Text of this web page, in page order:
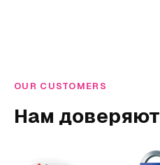
OUR CUSTOMERS
Нам доверяют